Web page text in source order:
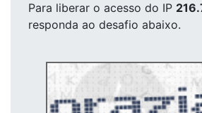
Para liberar o acesso do IP
responda ao desafio abaixo.